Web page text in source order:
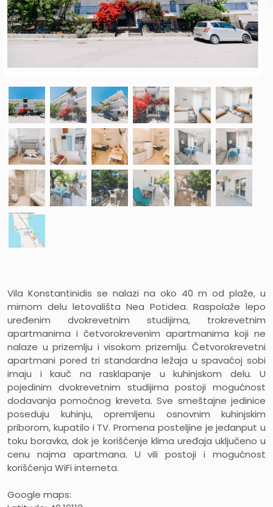
Vila Konstantinidis se nalazi na oko 40 m od plaže, u
mirnom delu letovališta Nea Potidea. Raspolaže lepo
uređenim dvokrevetnim studijima, trokrevetnim
apartmanima i četvorokrevenim apartmanima koji ne
nalaze u prizemlju i visokom prizemlju. Četvorokrevetni
apartmani pored tri standardna ležaja u spavaćoj sobi
imaju i kauč na rasklapanje u kuhinjskom delu. U
pojedinim dvokrevetnim studijima postoji mogućnost
dodavanja pomoćnog kreveta. Sve smeštajne jedinice
poseduju kuhinju, opremljenu osnovnim kuhinjskim
priborom, kupatilo i TV. Promena posteljine je jedanput u
toku boravka, dok je korišćenje klima uređaja uključeno u
cenu najma apartmana. U vili postoji i mogućnost
korišćenja WiFi interneta.
Google maps: